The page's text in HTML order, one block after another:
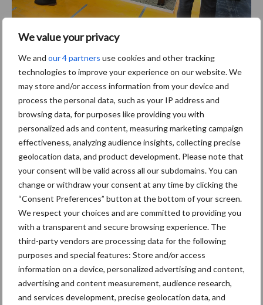
We value your privacy
We and our 4 partners use cookies and other tracking
technologies to improve your experience on our website. We
may store and/or access information from your device and
process the personal data, such as your IP address and
browsing data, for purposes like providing you with
personalized ads and content, measuring marketing campaign
effectiveness, analyzing audience insights, collecting precise
geolocation data, and product development. Please note that
your consent will be valid across all our subdomains. You can
change or withdraw your consent at any time by clicking the
“Consent Preferences” button at the bottom of your screen.
We respect your choices and are committed to providing you
with a transparent and secure browsing experience. The
third-party vendors are processing data for the following
purposes and special features: Store and/or access
information on a device, personalized advertising and content,
advertising and content measurement, audience research,
and services development, precise geolocation data, and
Tekst en foto’s: Martin de Vries
Aanbevolen voor jou!
Grondstoffenmarkt blijft
grillig: droogte en
geopolitiek houden handel
in de greep
De speenhuid: een vaak
onderschatte risicofactor
voor mastitis
ForFarmers ziet volume en
marktaandeel groeien in
krimpende Nederlandse
markt